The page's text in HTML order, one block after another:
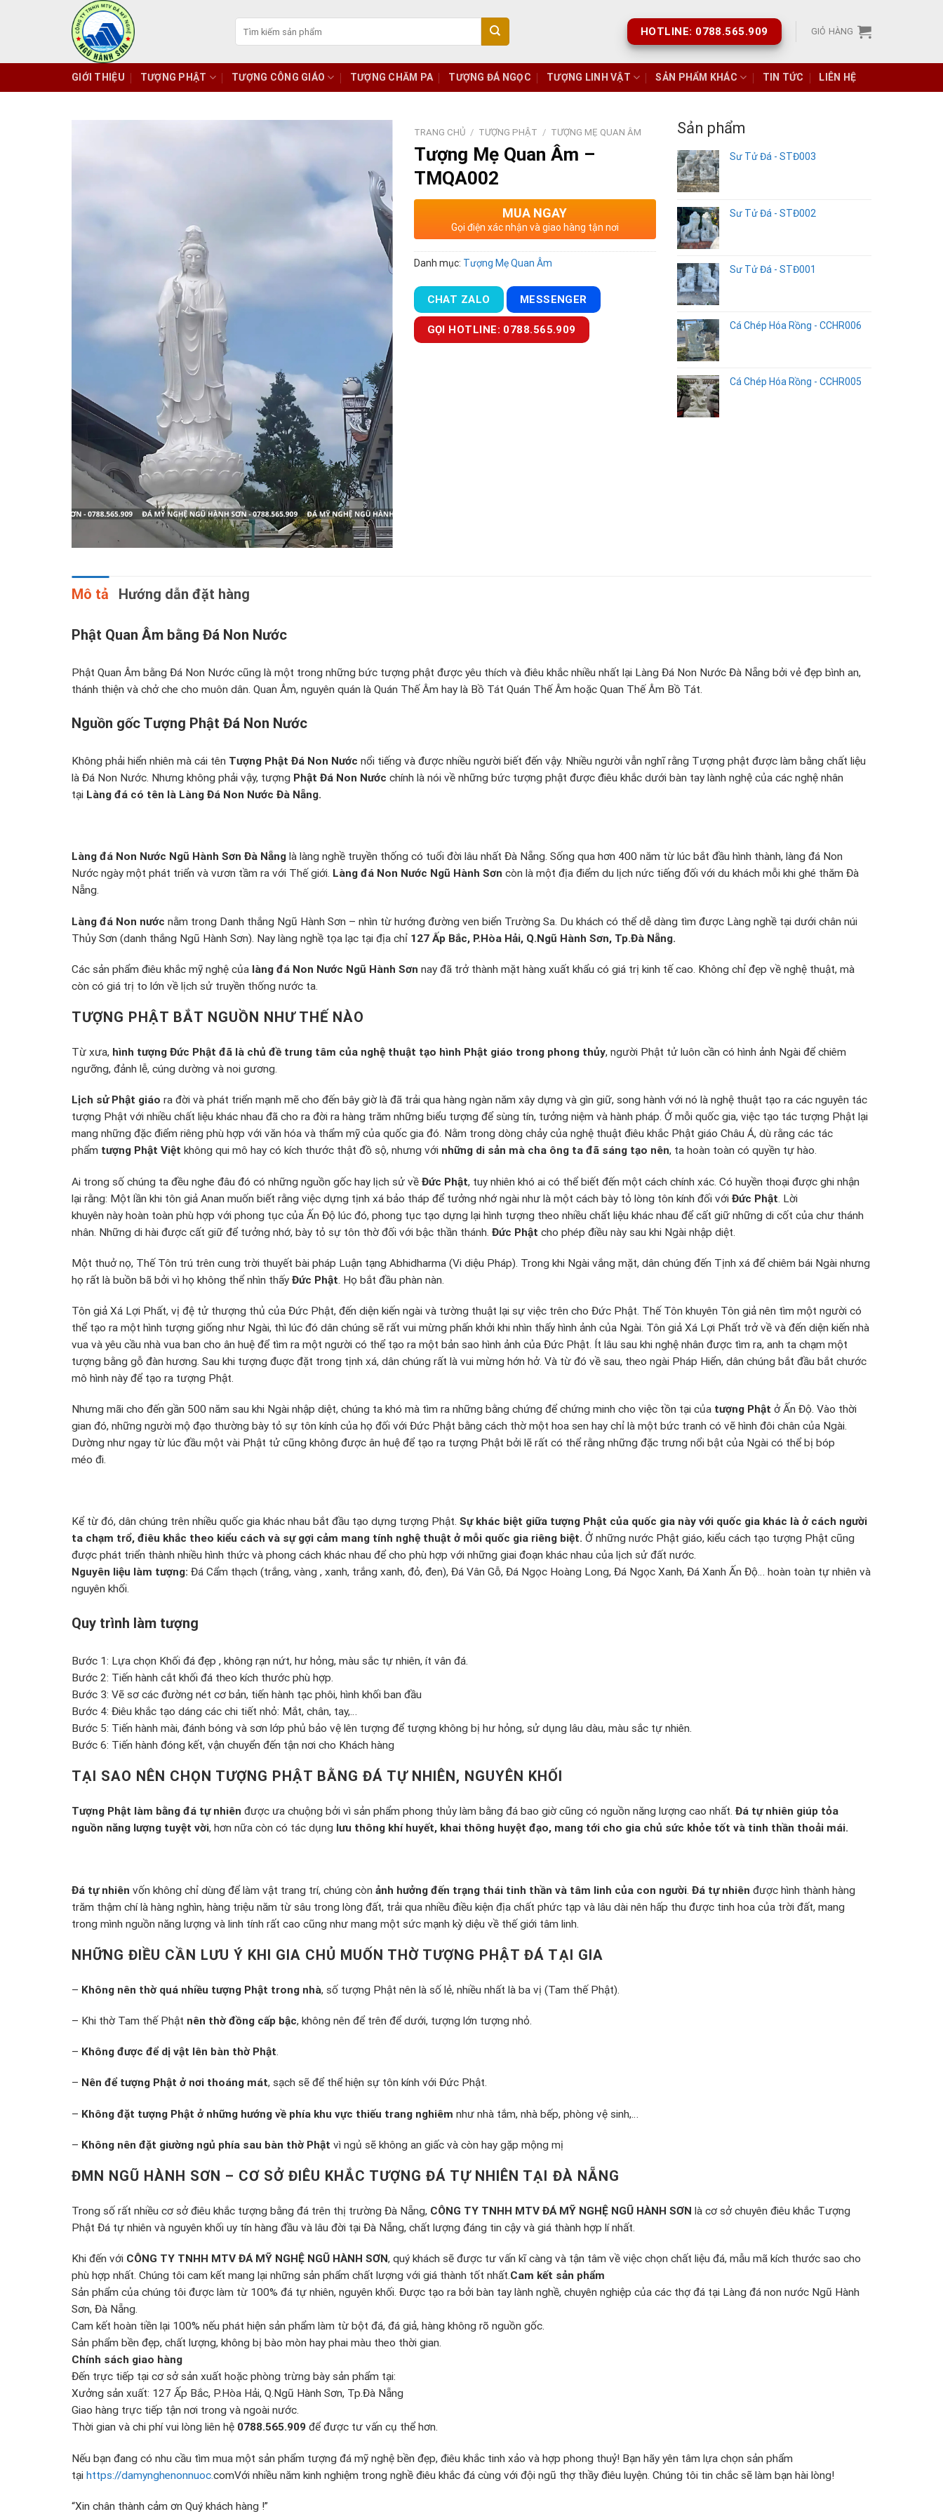
kiếm:
HOTLINE: 0788.565.909 GIỎ HÀNG
GIỚI THIỆU TƯỢNG PHẬT TƯỢNG CÔNG GIÁO TƯỢNG CHĂM PA TƯỢNG ĐÁ NGỌC TƯỢNG LINH VẬT SẢN PHẨM KHÁC TIN TỨC LIÊN HỆ
TRANG CHỦ / TƯỢNG PHẬT / TƯỢNG MẸ QUAN ÂM
Tượng Mẹ Quan Âm –
TMQA002
MUA NGAY
Gọi điện xác nhận và giao hàng tận nơi
Danh mục: Tượng Mẹ Quan Âm
CHAT ZALO MESSENGER
GỌI HOTLINE: 0788.565.909
Sản phẩm
Sư Tử Đá - STĐ003
Sư Tử Đá - STĐ002
Sư Tử Đá - STĐ001
Cá Chép Hóa Rồng - CCHR006
Cá Chép Hóa Rồng - CCHR005
Mô tả Hướng dẫn đặt hàng
Phật Quan Âm bằng Đá Non Nước
Phật Quan Âm bằng Đá Non Nước cũng là một trong những bức tượng phật được yêu thích và điêu khắc nhiều nhất lại Làng Đá Non Nước Đà Nẵng bởi vẻ đẹp bình an,
thánh thiện và chở che cho muôn dân. Quan Âm, nguyên quán là Quán Thế Âm hay là Bồ Tát Quán Thế Âm hoặc Quan Thế Âm Bồ Tát.
Nguồn gốc Tượng Phật Đá Non Nước
Không phải hiển nhiên mà cái tên Tượng Phật Đá Non Nước nổi tiếng và được nhiều người biết đến vậy. Nhiều người vẫn nghĩ rằng Tượng phật được làm bằng chất liệu
là Đá Non Nước. Nhưng không phải vậy, tượng Phật Đá Non Nước chính là nói về những bức tượng phật được điêu khắc dưới bàn tay lành nghệ của các nghệ nhân
tại Làng đá có tên là Làng Đá Non Nước Đà Nẵng.
Làng đá Non Nước Ngũ Hành Sơn Đà Nẵng là làng nghề truyền thống có tuổi đời lâu nhất Đà Nẵng. Sống qua hơn 400 năm từ lúc bắt đầu hình thành, làng đá Non
Nước ngày một phát triển và vươn tầm ra với Thế giới. Làng đá Non Nước Ngũ Hành Sơn còn là một địa điểm du lịch nức tiếng đối với du khách mỗi khi ghé thăm Đà
Nẵng.
Làng đá Non nước nằm trong Danh thắng Ngũ Hành Sơn – nhìn từ hướng đường ven biển Trường Sa. Du khách có thể dễ dàng tìm được Làng nghề tại dưới chân núi
Thủy Sơn (danh thắng Ngũ Hành Sơn). Nay làng nghề tọa lạc tại địa chỉ 127 Ấp Bắc, P.Hòa Hải, Q.Ngũ Hành Sơn, Tp.Đà Nẵng.
Các sản phẩm điêu khắc mỹ nghệ của làng đá Non Nước Ngũ Hành Sơn nay đã trở thành mặt hàng xuất khẩu có giá trị kinh tế cao. Không chỉ đẹp về nghệ thuật, mà
còn có giá trị to lớn về lịch sử truyền thống nước ta.
TƯỢNG PHẬT BẮT NGUỒN NHƯ THẾ NÀO
Từ xưa, hình tượng Đức Phật đã là chủ đề trung tâm của nghệ thuật tạo hình Phật giáo trong phong thủy, người Phật tử luôn cần có hình ảnh Ngài để chiêm
ngưỡng, đảnh lễ, cúng dường và noi gương.
Lịch sử Phật giáo ra đời và phát triển mạnh mẽ cho đến bây giờ là đã trải qua hàng ngàn năm xây dựng và gìn giữ, song hành với nó là nghệ thuật tạo ra các nguyên tác
tượng Phật với nhiều chất liệu khác nhau đã cho ra đời ra hàng trăm những biểu tượng để sùng tín, tưởng niệm và hành pháp. Ở mỗi quốc gia, việc tạo tác tượng Phật lại
mang những đặc điểm riêng phù hợp với văn hóa và thẩm mỹ của quốc gia đó. Nằm trong dòng chảy của nghệ thuật điêu khắc Phật giáo Châu Á, dù rằng các tác
phẩm tượng Phật Việt không qui mô hay có kích thước thật đồ sộ, nhưng với những di sản mà cha ông ta đã sáng tạo nên, ta hoàn toàn có quyền tự hào.
Ai trong số chúng ta đều nghe đâu đó có những nguồn gốc hay lịch sử về Đức Phật, tuy nhiên khó ai có thể biết đến một cách chính xác. Có huyền thoại được ghi nhận
lại rằng: Một lần khi tôn giả Anan muốn biết rằng việc dựng tịnh xá bảo tháp để tưởng nhớ ngài như là một cách bày tỏ lòng tôn kính đối với Đức Phật . Lời
khuyên này hoàn toàn phù hợp với phong tục của Ấn Độ lúc đó, phong tục tạo dựng lại hình tượng theo nhiều chất liệu khác nhau để cất giữ những di cốt của chư thánh
nhân. Những di hài được cất giữ để tưởng nhớ, bày tỏ sự tôn thờ đối với bậc thần thánh. Đức Phật cho phép điều này sau khi Ngài nhập diệt.
Một thuở nọ, Thế Tôn trú trên cung trời thuyết bài pháp Luận tạng Abhidharma (Vi diệu Pháp). Trong khi Ngài vắng mặt, dân chúng đến Tịnh xá để chiêm bái Ngài nhưng
họ rất là buồn bã bởi vì họ không thể nhìn thấy Đức Phật. Họ bắt đầu phàn nàn.
Tôn giả Xá Lợi Phất, vị đệ tử thượng thủ của Đức Phật, đến diện kiến ngài và tường thuật lại sự việc trên cho Đức Phật. Thế Tôn khuyên Tôn giả nên tìm một người có
thể tạo ra một hình tượng giống như Ngài, thì lúc đó dân chúng sẽ rất vui mừng phấn khởi khi nhìn thấy hình ảnh của Ngài. Tôn giả Xá Lợi Phất trở về và đến diện kiến nhà
vua và yêu cầu nhà vua ban cho ân huệ để tìm ra một người có thể tạo ra một bản sao hình ảnh của Đức Phật. Ít lâu sau khi nghệ nhân được tìm ra, anh ta chạm một
tượng bằng gỗ đàn hương. Sau khi tượng đuợc đặt trong tịnh xá, dân chúng rất là vui mừng hớn hở. Và từ đó về sau, theo ngài Pháp Hiển, dân chúng bắt đầu bắt chước
mô hình này để tạo ra tượng Phật.
Nhưng mãi cho đến gần 500 năm sau khi Ngài nhập diệt, chúng ta khó mà tìm ra những bằng chứng để chứng minh cho việc tồn tại của tượng Phật ở Ấn Độ. Vào thời
gian đó, những người mộ đạo thường bày tỏ sự tôn kính của họ đối với Đức Phật bằng cách thờ một hoa sen hay chỉ là một bức tranh có vẽ hình đôi chân của Ngài.
Dường như ngay từ lúc đầu một vài Phật tử cũng không được ân huệ để tạo ra tượng Phật bởi lẽ rất có thể rằng những đặc trưng nổi bật của Ngài có thể bị bóp
méo đi.
Kể từ đó, dân chúng trên nhiều quốc gia khác nhau bắt đầu tạo dựng tượng Phật. Sự khác biệt giữa tượng Phật của quốc gia này với quốc gia khác là ở cách người
ta chạm trổ, điêu khắc theo kiểu cách và sự gợi cảm mang tính nghệ thuật ở mỗi quốc gia riêng biệt. Ở những nước Phật giáo, kiểu cách tạo tượng Phật cũng
được phát triển thành nhiều hình thức và phong cách khác nhau để cho phù hợp với những giai đoạn khác nhau của lịch sử đất nước.
Nguyên liệu làm tượng: Đá Cẩm thạch (trắng, vàng , xanh, trắng xanh, đỏ, đen), Đá Vân Gỗ, Đá Ngọc Hoàng Long, Đá Ngọc Xanh, Đá Xanh Ấn Độ… hoàn toàn tự nhiên và
nguyên khối.
Quy trình làm tượng
Bước 1: Lựa chọn Khối đá đẹp , không rạn nứt, hư hỏng, màu sắc tự nhiên, ít vân đá.
Bước 2: Tiến hành cắt khối đá theo kích thước phù hợp.
Bước 3: Vẽ sơ các đường nét cơ bản, tiến hành tạc phôi, hình khối ban đầu
Bước 4: Điêu khắc tạo dáng các chi tiết nhỏ: Mắt, chân, tay,…
Bước 5: Tiến hành mài, đánh bóng và sơn lớp phủ bảo vệ lên tượng để tượng không bị hư hỏng, sử dụng lâu dàu, màu sắc tự nhiên.
Bước 6: Tiến hành đóng kết, vận chuyển đến tận nơi cho Khách hàng
TẠI SAO NÊN CHỌN TƯỢNG PHẬT BẰNG ĐÁ TỰ NHIÊN, NGUYÊN KHỐI
Tượng Phật làm bằng đá tự nhiên được ưa chuộng bởi vì sản phẩm phong thủy làm bằng đá bao giờ cũng có nguồn năng lượng cao nhất. Đá tự nhiên giúp tỏa
nguồn năng lượng tuyệt vời, hơn nữa còn có tác dụng lưu thông khí huyết, khai thông huyệt đạo, mang tới cho gia chủ sức khỏe tốt và tinh thần thoải mái.
Đá tự nhiên vốn không chỉ dùng để làm vật trang trí, chúng còn ảnh hưởng đến trạng thái tinh thần và tâm linh của con người Đá tự nhiên được hình thành hàng
trăm thậm chí là hàng nghìn, hàng triệu năm từ sâu trong lòng đất, trải qua nhiều điều kiện địa chất phức tạp và lâu dài nên hấp thu được tinh hoa của trời đất, mang
trong mình nguồn năng lượng và linh tính rất cao cũng như mang một sức mạnh kỳ diệu về thế giới tâm linh.
NHỮNG ĐIỀU CẦN LƯU Ý KHI GIA CHỦ MUỐN THỜ TƯỢNG PHẬT ĐÁ TẠI GIA
– Không nên thờ quá nhiều tượng Phật trong nhà, số tượng Phật nên là số lẻ, nhiều nhất là ba vị (Tam thế Phật).
– Khi thờ Tam thế Phật nên thờ đồng cấp bậc, không nên để trên để dưới, tượng lớn tượng nhỏ.
– Không được để dị vật lên bàn thờ Phật.
– Nên để tượng Phật ở nơi thoáng mát, sạch sẽ để thể hiện sự tôn kính với Đức Phật.
– Không đặt tượng Phật ở những hướng về phía khu vực thiếu trang nghiêm như nhà tắm, nhà bếp, phòng vệ sinh,…
– Không nên đặt giường ngủ phía sau bàn thờ Phật vì ngủ sẽ không an giấc và còn hay gặp mộng mị
ĐMN NGŨ HÀNH SƠN – CƠ SỞ ĐIÊU KHẮC TƯỢNG ĐÁ TỰ NHIÊN TẠI ĐÀ NẴNG
Trong số rất nhiều cơ sở điêu khắc tượng bằng đá trên thị trường Đà Nẵng, CÔNG TY TNHH MTV ĐÁ MỸ NGHỆ NGŨ HÀNH SƠN là cơ sở chuyên điêu khắc Tượng
Phật Đá tự nhiên và nguyên khối uy tín hàng đầu và lâu đời tại Đà Nẵng, chất lượng đáng tin cậy và giá thành hợp lí nhất.
Khi đến với CÔNG TY TNHH MTV ĐÁ MỸ NGHỆ NGŨ HÀNH SƠN, quý khách sẽ được tư vấn kĩ càng và tận tâm về việc chọn chất liệu đá, mẫu mã kích thước sao cho
phù hợp nhất. Chúng tôi cam kết mang lại những sản phẩm chất lượng với giá thành tốt nhất.Cam kết sản phẩm
Sản phẩm của chúng tôi được làm từ 100% đá tự nhiên, nguyên khối. Được tạo ra bởi bàn tay lành nghề, chuyên nghiệp của các thợ đá tại Làng đá non nước Ngũ Hành
Sơn, Đà Nẵng.
Cam kết hoàn tiền lại 100% nếu phát hiện sản phẩm làm từ bột đá, đá giả, hàng không rõ nguồn gốc.
Sản phẩm bền đẹp, chất lượng, không bị bào mòn hay phai màu theo thời gian.
Chính sách giao hàng
Đến trực tiếp tại cơ sở sản xuất hoặc phòng trừng bày sản phẩm tại:
Xưởng sản xuất: 127 Ấp Bắc, P.Hòa Hải, Q.Ngũ Hành Sơn, Tp.Đà Nẵng
Giao hàng trực tiếp tận nơi trong và ngoài nước.
Thời gian và chi phí vui lòng liên hệ 0788.565.909 để được tư vấn cụ thể hơn.
Nếu bạn đang có nhu cầu tìm mua một sản phẩm tượng đá mỹ nghệ bền đẹp, điêu khắc tinh xảo và hợp phong thuỷ! Bạn hãy yên tâm lựa chọn sản phẩm
tại https://damynghenonnuoc.comVới nhiều năm kinh nghiệm trong nghề điêu khắc đá cùng với đội ngũ thợ thầy điêu luyện. Chúng tôi tin chắc sẽ làm bạn hài lòng!
“Xin chân thành cảm ơn Quý khách hàng !”